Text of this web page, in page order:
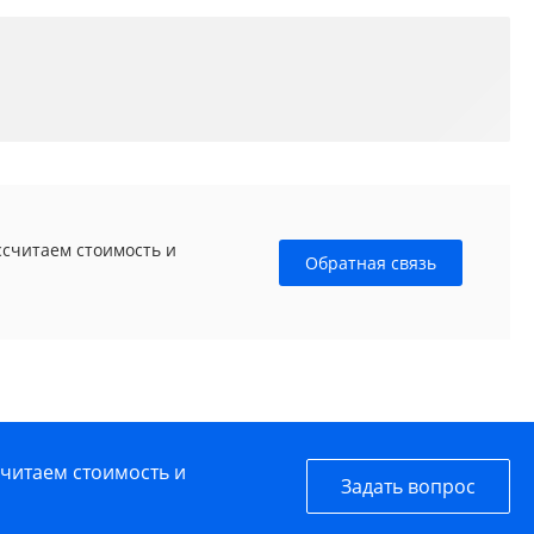
стоимость и
Обратная связь
стоимость и
Задать вопрос